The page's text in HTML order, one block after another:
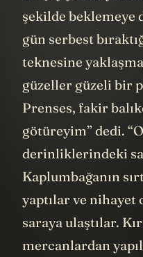
şekilde beklemeye
gün serbest
teknesine
güzeller güzeli bir
Prenses, fakir
götüreyim” dedi.
derinliklerindeki
Kaplumbağanın
yaptılar ve
saraya ulaştılar.
mercanlardan